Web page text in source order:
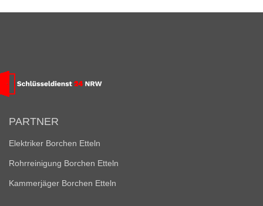
PARTNER
Elektriker Borchen Etteln
Rohrreinigung Borchen Etteln
Kammerjäger Borchen Etteln